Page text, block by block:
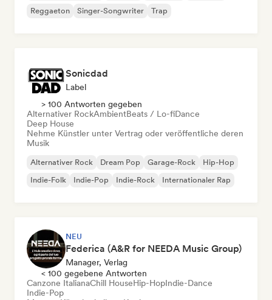
Reggaeton
Singer-Songwriter Trap
Sonicdad
Label
> 100 Antworten gegeben
Alternativer RockAmbientBeats / Lo-fiDance
Deep House
Nehme Künstler unter Vertrag oder veröffentliche deren
Musik
Alternativer Rock Dream Pop Garage-Rock
Hip-Hop
Indie-Folk
Indie-Pop Indie-Rock Internationaler Rap
NEU
Federica (A&R for NEEDA Music Group)
Manager, Verlag
< 100 gegebene Antworten
Canzone ItalianaChill HouseHip-HopIndie-Dance
Indie-Pop